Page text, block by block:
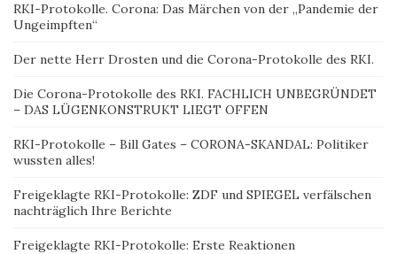
RKI-Protokolle. Corona: Das Märchen von der „Pandemie der
Ungeimpften“
Der nette Herr Drosten und die Corona-Protokolle des RKI.
Die Corona-Protokolle des RKI. FACHLICH UNBEGRÜNDET
– DAS LÜGENKONSTRUKT LIEGT OFFEN
RKI-Protokolle – Bill Gates – CORONA-SKANDAL: Politiker
wussten alles!
Freigeklagte RKI-Protokolle: ZDF und SPIEGEL verfälschen
nachträglich Ihre Berichte
Freigeklagte RKI-Protokolle: Erste Reaktionen